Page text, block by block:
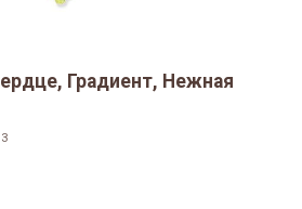
Градиент, Нежная